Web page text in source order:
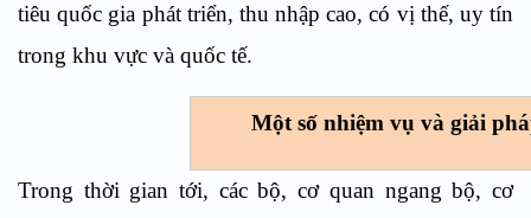
tiêu quốc gia phát triển, thu nhập cao, có vị thế, uy tín
trong khu vực và quốc tế.
Một số nhiệm vụ và giải
Trong thời gian tới, các bộ, cơ quan ngang bộ, cơ